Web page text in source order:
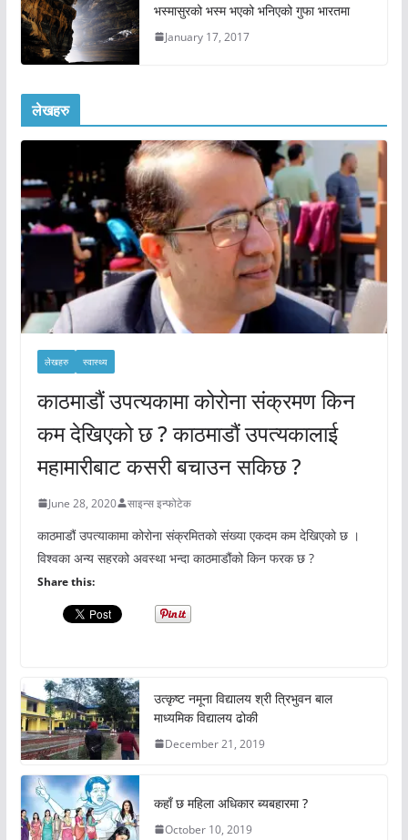
भस्मासुरको भस्म भएको भनिएको गुफा भारतमा
January 17, 2017
लेखहरु
लेखहरु स्वास्थ्य
काठमाडौं उपत्यकामा कोरोना संक्रमण किन
कम देखिएको छ ? काठमाडौं उपत्यकालाई
महामारीबाट कसरी बचाउन सकिछ ?
June 28, 2020 साइन्स इन्फोटेक
काठमाडौं उपत्याकामा कोरोना संक्रमितको संख्या एकदम कम देखिएको छ ।
विश्वका अन्य सहरको अवस्था भन्दा काठमाडौंको किन फरक छ ?
Share this:
उत्कृष्ट नमूना विद्यालय श्री त्रिभुवन बाल
माध्यमिक विद्यालय ढोकी
December 21, 2019
कहाँ छ महिला अधिकार ब्यबहारमा ?
October 10, 2019